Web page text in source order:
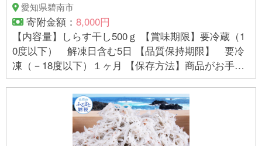
愛知県碧南市
寄附金額： 8,000円
【内容量】しらす干し500ｇ 【賞味期限】要冷蔵（1
0度以下） 解凍日含む5日 【品質保持期限】 要冷
凍（－18度以下）１ヶ月 【保存方法】商品がお手元
に届きましたら、一度に召し上がる量で小分けに
し、ラップなどで密封し冷凍室で保存してくださ
い。食べる前に解凍してお召し上がりください。
【アレルギー】 特定原材料8品目及び特定原材料に準
ずる20品目は使用していません。 本製品は、えび、